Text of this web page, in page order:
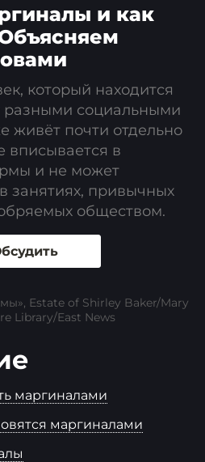
и как
который находится
разными социальными
живёт почти отдельно
вписывается в
и не может
занятиях, привычных
обществом.
Estate of Shirley Baker/Mary
Library/East News
маргиналами
маргиналами